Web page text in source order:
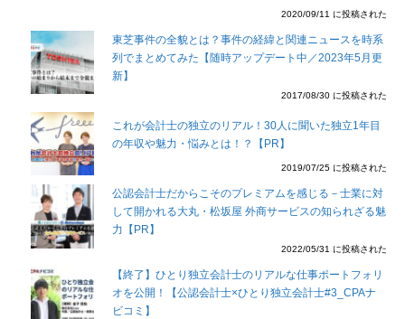
2020/09/11 に投稿された
東芝事件の全貌とは？事件の経緯と関連ニュースを時系
列でまとめてみた【随時アップデート中／2023年5月更
新】
2017/08/30 に投稿された
これが会計士の独立のリアル！30人に聞いた独立1年目
の年収や魅力・悩みとは！？【PR】
2019/07/25 に投稿された
公認会計士だからこそのプレミアムを感じる－士業に対
して開かれる大丸・松坂屋 外商サービスの知られざる魅
力【PR】
2022/05/31 に投稿された
【終了】ひとり独立会計士のリアルな仕事ポートフォリ
オを公開！【公認会計士×ひとり独立会計士#3_CPAナ
ビコミ】